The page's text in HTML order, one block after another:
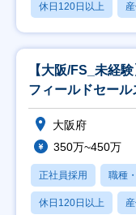
休日120日以上
【大阪/FS_未経
フィールドセー
大阪府
350万~450万
正社員採用 職種
休日120日以上